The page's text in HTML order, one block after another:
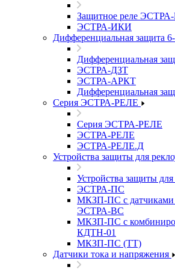
Защитное реле
ЭСТРА-ИКИ
Дифференциальная защита
Дифференциальная
ЭСТРА-ДЗТ
ЭСТРА-АРКТ
Дифференциальная
Серия ЭСТРА-РЕЛЕ
Серия ЭСТРА-РЕЛЕ
ЭСТРА-РЕЛЕ
ЭСТРА-РЕЛЕ.Д
Устройства защиты для
Устройства защиты для
ЭСТРА-ПС
МКЗП-ПС с
ЭСТРА-ВС
МКЗП-ПС с
КДТН-01
МКЗП-ПС (ТТ)
Датчики тока и напряжения